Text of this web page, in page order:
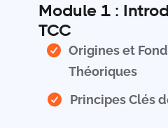
Module 1 :
TCC
Origines et
Théoriques
Principes Clés